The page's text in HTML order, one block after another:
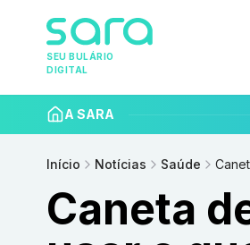
SEU BULÁRIO
DIGITAL
A SARA
Início Notícias Saúde
Caneta